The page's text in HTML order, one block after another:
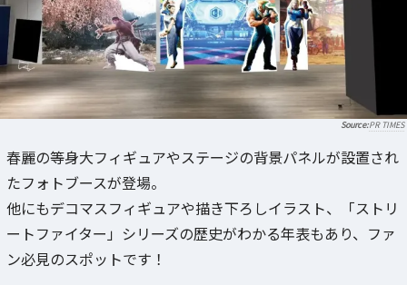
PR TIMES
春麗の等身大フィギュアやステージの背景パネルが設置され
たフォトブースが登場。
他にもデコマスフィギュアや描き下ろしイラスト、「ストリ
ートファイター」シリーズの歴史がわかる年表もあり、ファ
ン必見のスポットです！